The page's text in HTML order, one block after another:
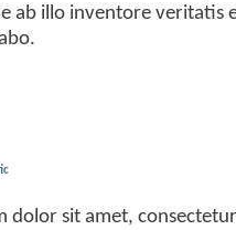
ab illo inventore veritatis
dolor sit amet,